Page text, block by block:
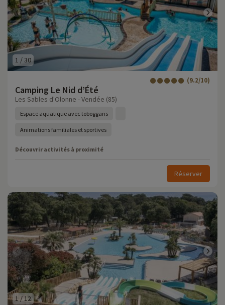
1 /30
Camping Le Nid d’Été
(9.2/10)
Les Sables d'Olonne - Vendée (85)
Espace aquatique avec toboggans
Animations familiales et sportives
Découvrir activités à proximité
Réserver
1 /12